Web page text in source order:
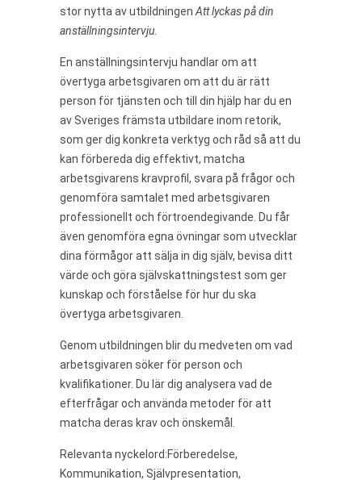
stor nytta av utbildningen Att lyckas på din
anställningsintervju
En anställningsintervju handlar om att
övertyga arbetsgivaren om att du är rätt
person för tjänsten och till din hjälp har du en
av Sveriges främsta utbildare inom retorik,
som ger dig konkreta verktyg och råd så att du
kan förbereda dig effektivt, matcha
arbetsgivarens kravprofil, svara på frågor och
genomföra samtalet med arbetsgivaren
professionellt och förtroendegivande. Du får
även genomföra egna övningar som utvecklar
dina förmågor att sälja in dig själv, bevisa ditt
värde och göra självskattningstest som ger
kunskap och förståelse för hur du ska
övertyga arbetsgivaren.
Genom utbildningen blir du medveten om vad
arbetsgivaren söker för person och
kvalifikationer. Du lär dig analysera vad de
efterfrågar och använda metoder för att
matcha deras krav och önskemål.
Relevanta nyckelord:Förberedelse,
Kommunikation, Självpresentation,